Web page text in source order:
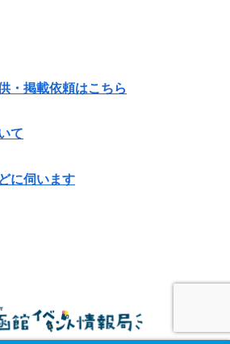
・掲載依頼はこちら
て
に伺います